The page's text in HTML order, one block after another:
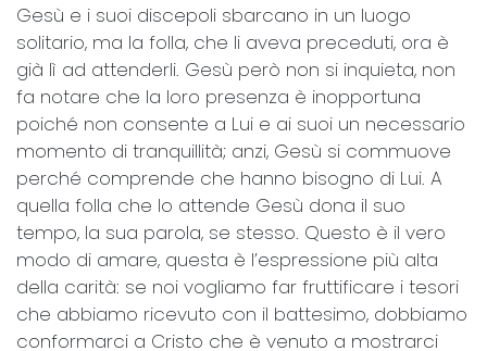
Gesù e i suoi discepoli sbarcano in un luogo
solitario, ma la folla, che li aveva preceduti, ora è
già lì ad attenderli. Gesù però non si inquieta, non
fa notare che la loro presenza è inopportuna
poiché non consente a Lui e ai suoi un necessario
momento di tranquillità; anzi, Gesù si commuove
perché comprende che hanno bisogno di Lui. A
quella folla che lo attende Gesù dona il suo
tempo, la sua parola, se stesso. Questo è il vero
modo di amare, questa è l’espressione più alta
della carità: se noi vogliamo far fruttificare i tesori
che abbiamo ricevuto con il battesimo, dobbiamo
conformarci a Cristo che è venuto a mostrarci